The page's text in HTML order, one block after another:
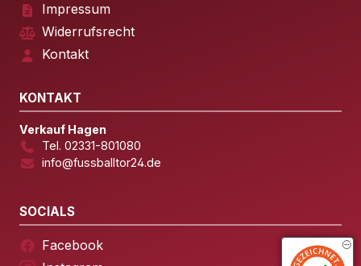
Impressum
Widerrufsrecht
Kontakt
KONTAKT
Verkauf Hagen
Tel. 02331-801080
info@fussballtor24.de
SOCIALS
Facebook